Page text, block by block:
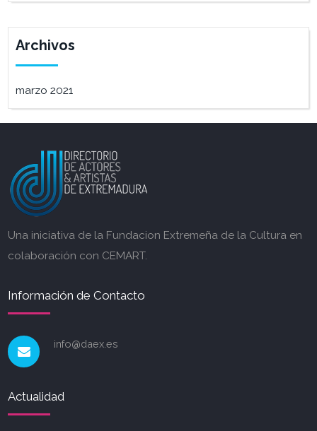
Archivos
marzo 2021
Una iniciativa de la Fundacion Extremeña de la Cultura en
colaboración con CEMART.
Información de Contacto
info@daex.es
Actualidad